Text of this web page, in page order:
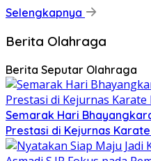
Selengkapnya
Berita Olahraga
Berita Seputar Olahraga
Semarak Hari
Prestasi di Kejurnas